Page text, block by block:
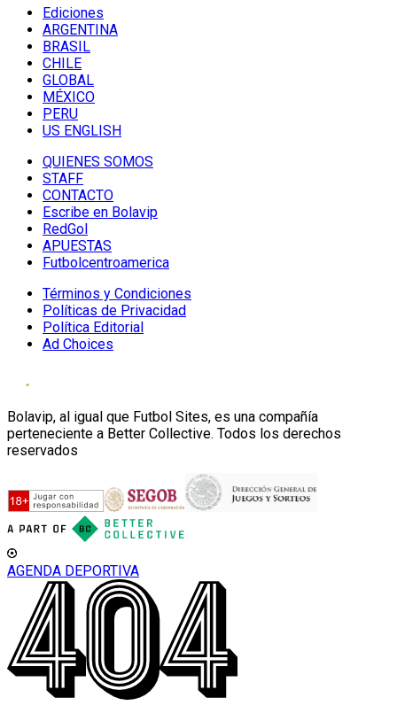
Ediciones
ARGENTINA
BRASIL
CHILE
GLOBAL
MÉXICO
PERU
US ENGLISH
QUIENES SOMOS
STAFF
CONTACTO
Escribe en Bolavip
RedGol
APUESTAS
Futbolcentroamerica
Términos y Condiciones
Políticas de Privacidad
Política Editorial
Ad Choices
Bolavip, al igual que Futbol Sites, es una compañía
perteneciente a Better Collective. Todos los derechos
reservados
AGENDA DEPORTIVA